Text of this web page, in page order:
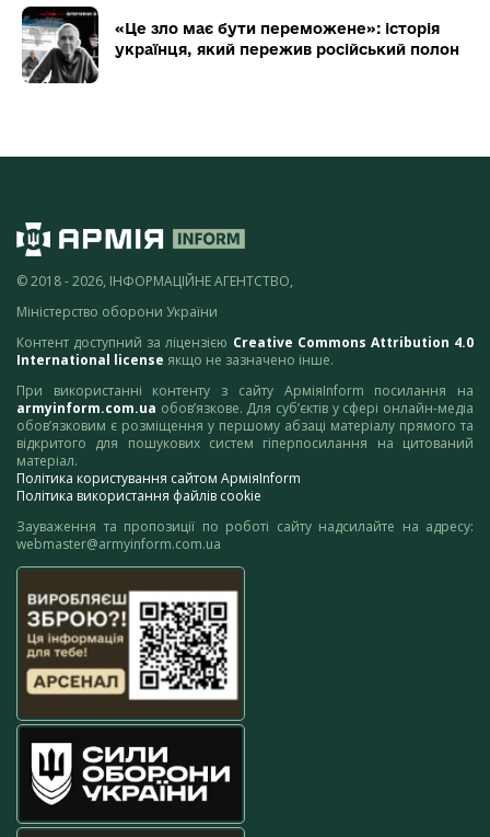
«Це зло має бути переможене»: історія
українця, який пережив російський полон
© 2018 - 2026, ІНФОРМАЦІЙНЕ АГЕНТСТВО,
Міністерство оборони України
Контент доступний за ліцензією Creative Commons Attribution 4.0
International license якщо не зазначено інше.
При використанні контенту з сайту АрміяInform посилання на
armyinform.com.ua обов’язкове. Для суб’єктів у сфері онлайн-медіа
обов’язковим є розміщення у першому абзаці матеріалу прямого та
відкритого для пошукових систем гіперпосилання на цитований
матеріал.
Політика користування сайтом АрміяInform
Політика використання файлів cookie
Зауваження та пропозиції по роботі сайту надсилайте на адресу:
webmaster@armyinform.com.ua